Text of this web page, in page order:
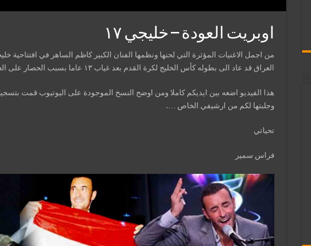
اوبريت العودة – خليجي ١٧
العراق قد عاد الى بطوله كأس الخليج لكرة القدم بعد غياب ١٣ عاما بسبب الحصار على العراق ..
هذا الفيديو اضعه بين ايديكم كاملا ومن اوضح النسخ الموجودة على اليوتيوب قمت
وجلبتها لكم من ارشيفي الخاص ….
تحياتي
فراس سمير